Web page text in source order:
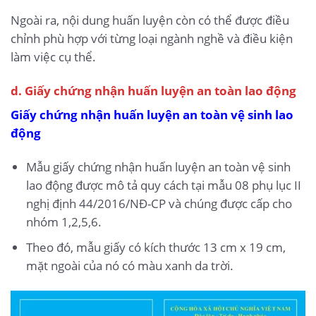
Ngoài ra, nội dung huấn luyện còn có thể được điều
chỉnh phù hợp với từng loại ngành nghề và điều kiện
làm việc cụ thể.
d. Giấy chứng nhận huấn luyện an toàn lao động
Giấy chứng nhận huấn luyện an toàn vệ sinh lao
động
Mẫu giấy chứng nhận huấn luyện an toàn vệ sinh
lao động được mô tả quy cách tại mẫu 08 phụ lục II
nghị định 44/2016/NĐ-CP và chúng được cấp cho
nhóm 1,2,5,6.
Theo đó, mẫu giấy có kích thước 13 cm x 19 cm,
mặt ngoài của nó có màu xanh da trời.